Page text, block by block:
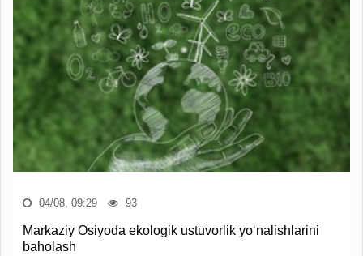
04/08, 09:29 93
Markaziy Osiyoda ekologik ustuvorlik yo‘nalishlarini
baholash